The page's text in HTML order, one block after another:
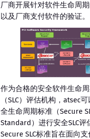
厂商开展针对软件生命周期
以及厂商支付软件的验证。
作为合格的安全软件生命
（SLC）评估机构，atsec
全生命周期标准（Secure
Standard）进行安全SLC评
Secure SLC标准旨在面向